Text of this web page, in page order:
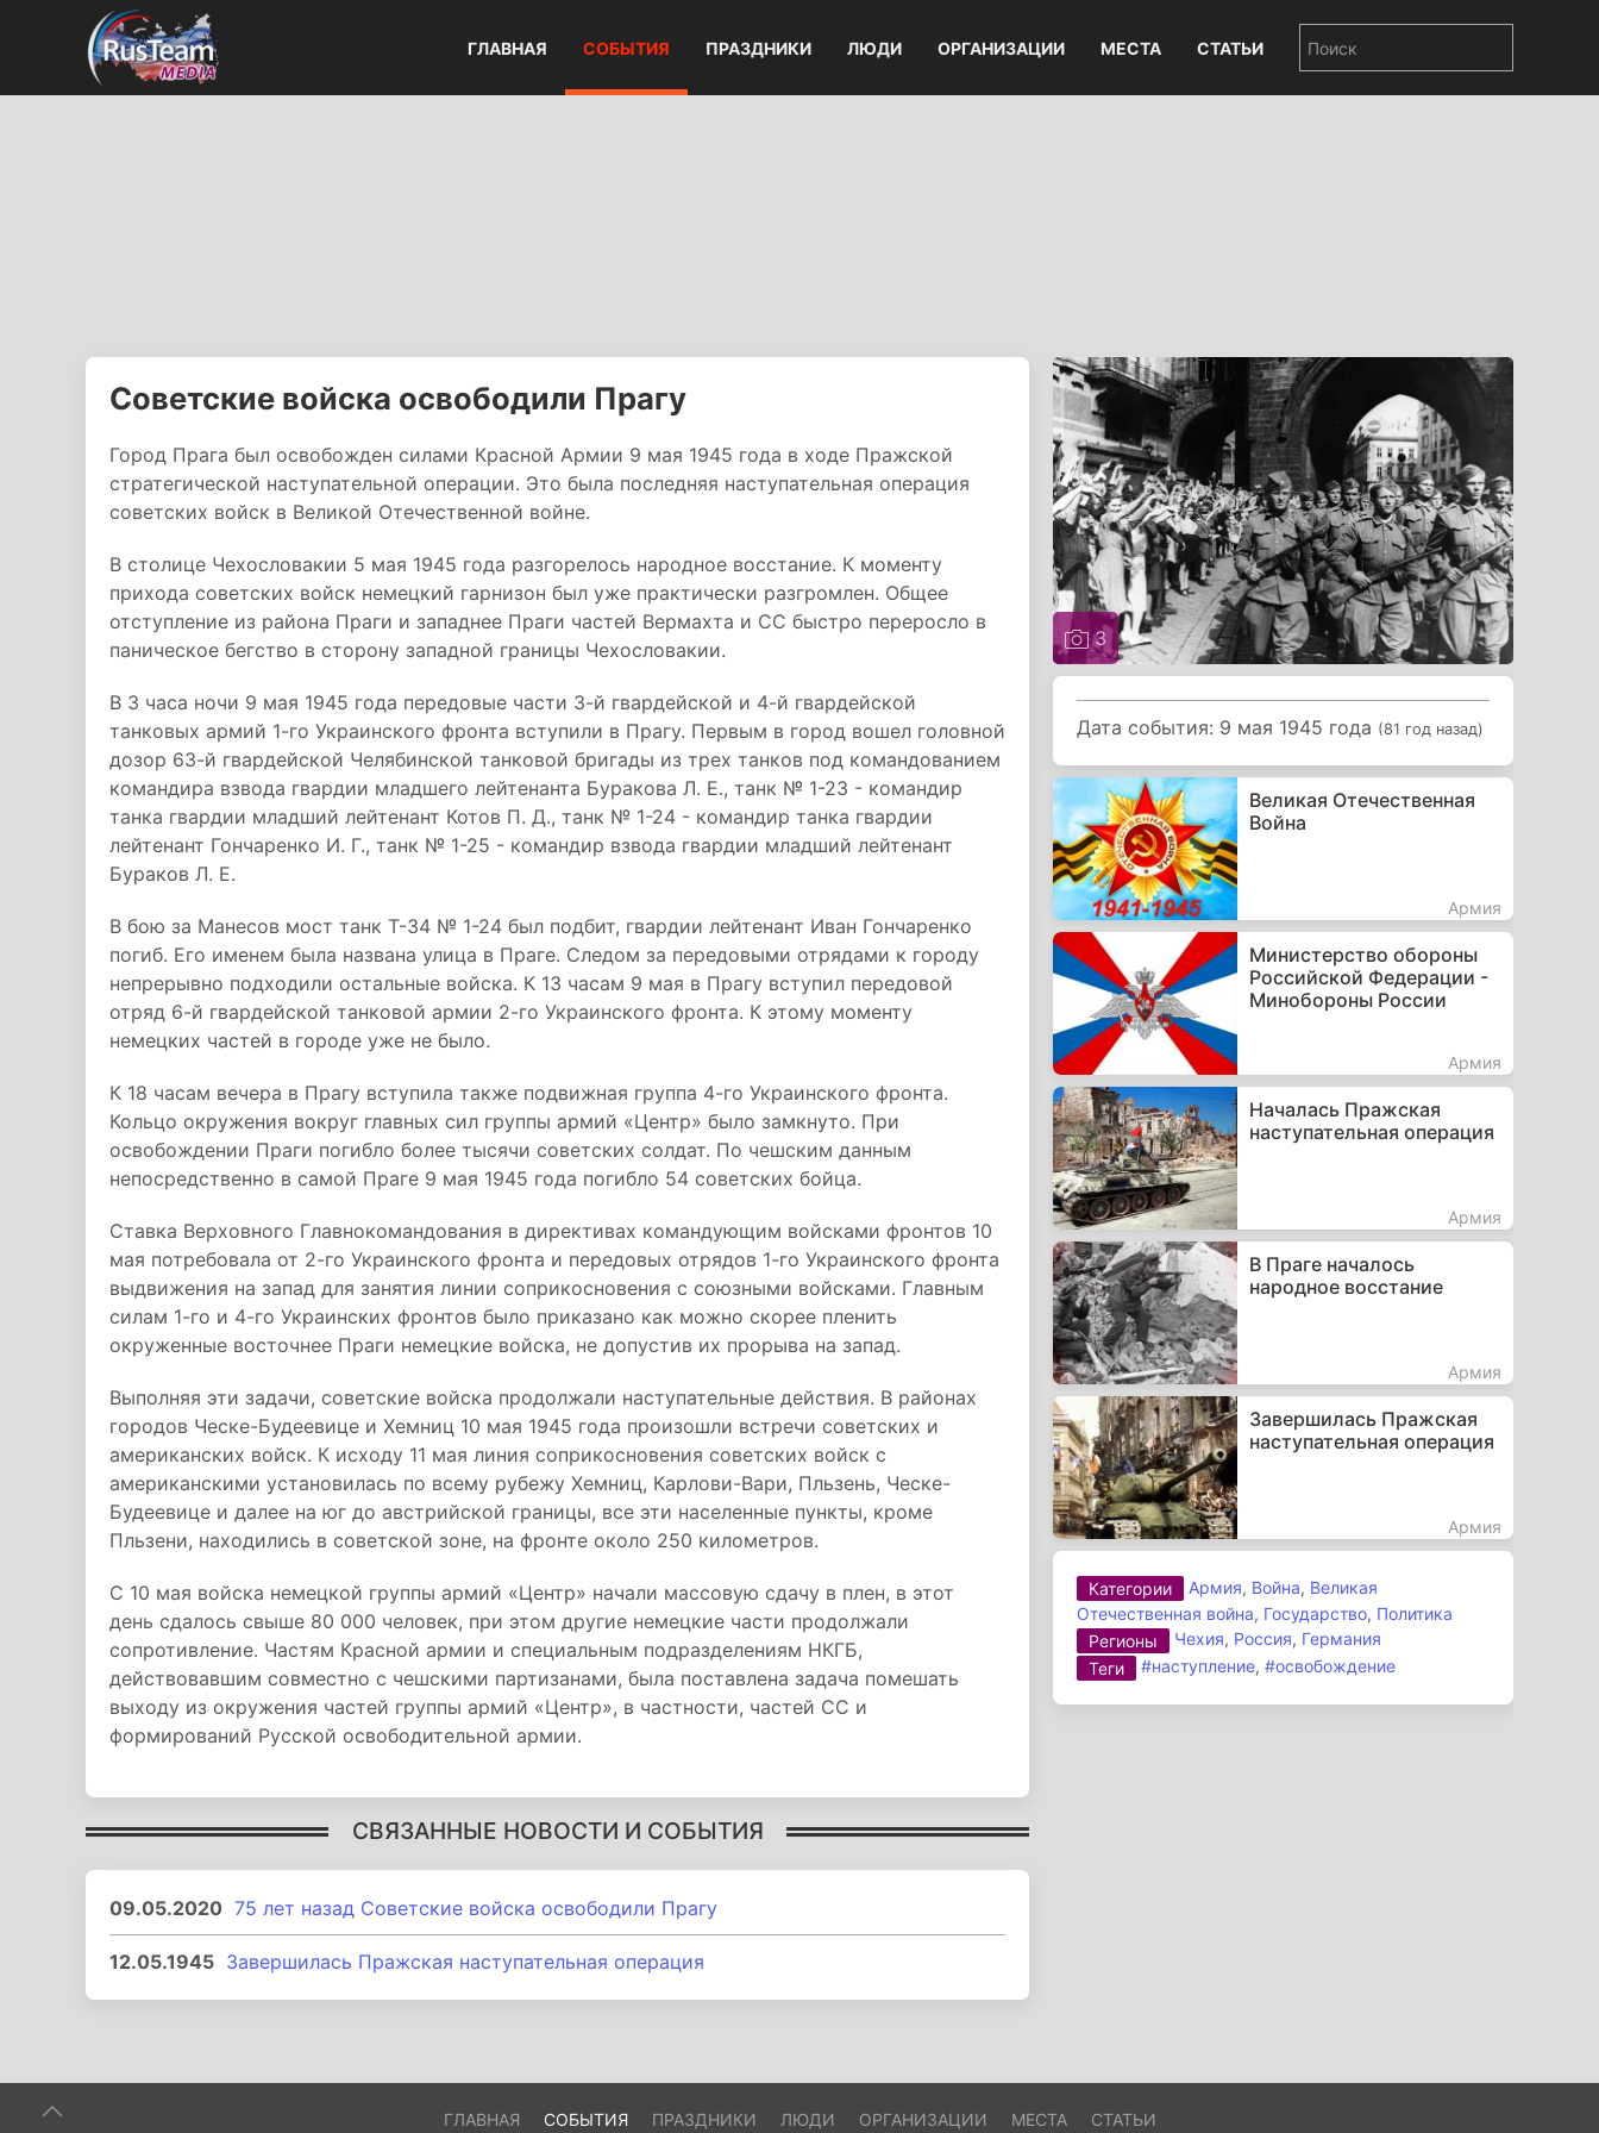
ГЛАВНАЯ СОБЫТИЯ ПРАЗДНИКИ ЛЮДИ ОРГАНИЗАЦИИ МЕСТА СТАТЬИ
Советские войска освободили Прагу
Город Прага был освобожден силами Красной Армии 9 мая 1945 года в ходе Пражской
стратегической наступательной операции. Это была последняя наступательная операция
советских войск в Великой Отечественной войне.
В столице Чехословакии 5 мая 1945 года разгорелось народное восстание. К моменту
прихода советских войск немецкий гарнизон был уже практически разгромлен. Общее
отступление из района Праги и западнее Праги частей Вермахта и СС быстро переросло в
паническое бегство в сторону западной границы Чехословакии.
В 3 часа ночи 9 мая 1945 года передовые части 3-й гвардейской и 4-й гвардейской
танковых армий 1-го Украинского фронта вступили в Прагу. Первым в город вошел головной
дозор 63-й гвардейской Челябинской танковой бригады из трех танков под командованием
командира взвода гвардии младшего лейтенанта Буракова Л. Е., танк № 1-23 - командир
танка гвардии младший лейтенант Котов П. Д., танк № 1-24 - командир танка гвардии
лейтенант Гончаренко И. Г., танк № 1-25 - командир взвода гвардии младший лейтенант
Бураков Л. Е.
В бою за Манесов мост танк Т-34 № 1-24 был подбит, гвардии лейтенант Иван Гончаренко
погиб. Его именем была названа улица в Праге. Следом за передовыми отрядами к городу
непрерывно подходили остальные войска. К 13 часам 9 мая в Прагу вступил передовой
отряд 6-й гвардейской танковой армии 2-го Украинского фронта. К этому моменту
немецких частей в городе уже не было.
К 18 часам вечера в Прагу вступила также подвижная группа 4-го Украинского фронта.
Кольцо окружения вокруг главных сил группы армий «Центр» было замкнуто. При
освобождении Праги погибло более тысячи советских солдат. По чешским данным
непосредственно в самой Праге 9 мая 1945 года погибло 54 советских бойца.
Ставка Верховного Главнокомандования в директивах командующим войсками фронтов 10
мая потребовала от 2-го Украинского фронта и передовых отрядов 1-го Украинского фронта
выдвижения на запад для занятия линии соприкосновения с союзными войсками. Главным
силам 1-го и 4-го Украинских фронтов было приказано как можно скорее пленить
окруженные восточнее Праги немецкие войска, не допустив их прорыва на запад.
Выполняя эти задачи, советские войска продолжали наступательные действия. В районах
городов Ческе-Будеевице и Хемниц 10 мая 1945 года произошли встречи советских и
американских войск. К исходу 11 мая линия соприкосновения советских войск с
американскими установилась по всему рубежу Хемниц, Карлови-Вари, Пльзень, Ческе-
Будеевице и далее на юг до австрийской границы, все эти населенные пункты, кроме
Пльзени, находились в советской зоне, на фронте около 250 километров.
С 10 мая войска немецкой группы армий «Центр» начали массовую сдачу в плен, в этот
день сдалось свыше 80 000 человек, при этом другие немецкие части продолжали
сопротивление. Частям Красной армии и специальным подразделениям НКГБ,
действовавшим совместно с чешскими партизанами, была поставлена задача помешать
выходу из окружения частей группы армий «Центр», в частности, частей СС и
формирований Русской освободительной армии.
СВЯЗАННЫЕ НОВОСТИ И СОБЫТИЯ
09.05.2020 75 лет назад Советские войска освободили Прагу
12.05.1945 Завершилась Пражская наступательная операция
3
Дата события: 9 мая 1945 года (81 год назад)
Великая Отечественная
Война
Армия
Министерство обороны
Российской Федерации -
Минобороны России
Армия
Началась Пражская
наступательная операция
Армия
В Праге началось
народное восстание
Армия
Завершилась Пражская
наступательная операция
Армия
Категории Армия, Война, Великая
Отечественная война, Государство, Политика
Регионы
Чехия, Россия, Германия
Теги
#наступление,#освобождение
ГЛАВНАЯ СОБЫТИЯ ПРАЗДНИКИ ЛЮДИ ОРГАНИЗАЦИИ МЕСТА СТАТЬИ